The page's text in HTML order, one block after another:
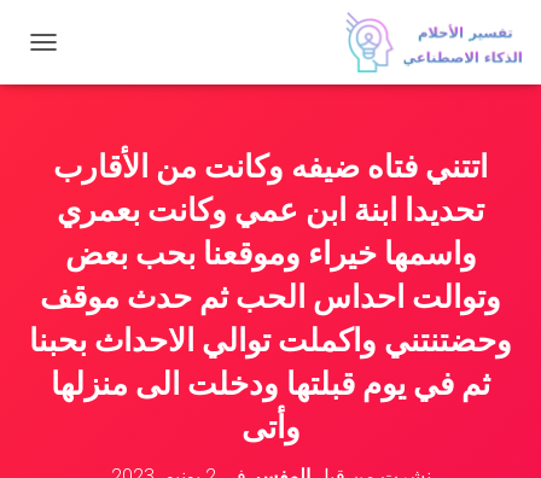
ب
اتتني فتاه ضيفه وكانت من الأقارب
تحديدا ابنة ابن عمي وكانت بعمري
واسمها خيراء وموقعنا بحب بعض
وتوالت احداس الحب ثم حدث موقف
وحضتنتني واكملت توالي الاحداث بحبنا
ثم في يوم قبلتها ودخلت الى منزلها
وأتى